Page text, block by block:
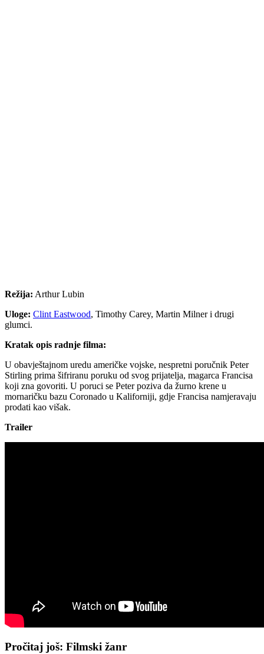
Režija: Arthur Lubin
Uloge: Clint Eastwood, Timothy Carey, Martin Milner i drugi
glumci.
Kratak opis radnje filma:
U obavještajnom uredu američke vojske, nespretni poručnik Peter
Stirling prima šifriranu poruku od svog prijatelja, magarca Francisa
koji zna govoriti. U poruci se Peter poziva da žurno krene u
mornaričku bazu Coronado u Kaliforniji, gdje Francisa namjeravaju
prodati kao višak.
Trailer
Pročitaj još: Filmski žanr